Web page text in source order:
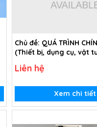
Chủ đề: QUÁ TRÌNH
(Thiết bị, dụng cụ, vật
lớp 8)
Liên hệ
Xem chi tiết